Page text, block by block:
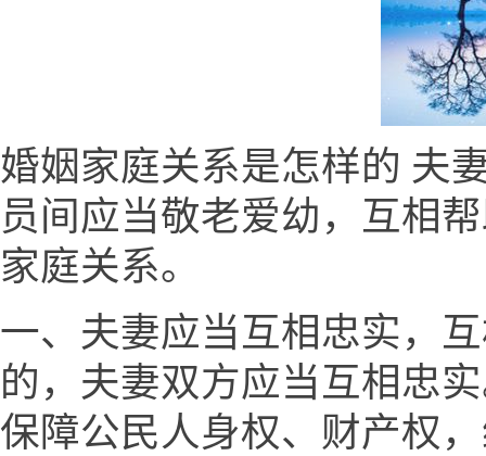
婚姻家庭关系是怎样的 夫
员间应当敬老爱幼，互相
家庭关系。
一、夫妻应当互相忠实，
的，夫妻双方应当互相忠
保障公民人身权、财产权